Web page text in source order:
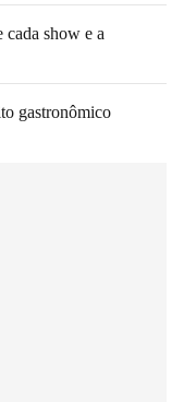
cada show e a
gastronômico